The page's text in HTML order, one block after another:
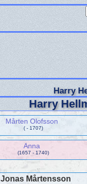
Harry
Harry
Mårten Olofsson
( - 1707)
Anna
(1657 - 1740)
Jonas Mårtensson